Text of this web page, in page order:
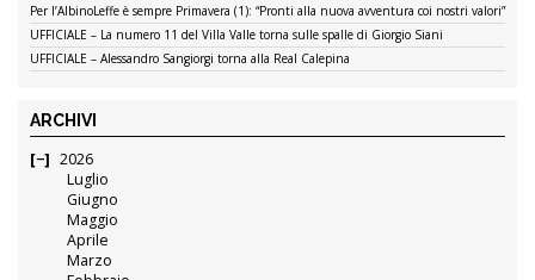
Per l’AlbinoLeffe è sempre Primavera (1): “Pronti alla nuova avventura coi nostri valori”
UFFICIALE – La numero 11 del Villa Valle torna sulle spalle di Giorgio Siani
UFFICIALE – Alessandro Sangiorgi torna alla Real Calepina
ARCHIVI
2026
Luglio
Giugno
Maggio
Aprile
Marzo